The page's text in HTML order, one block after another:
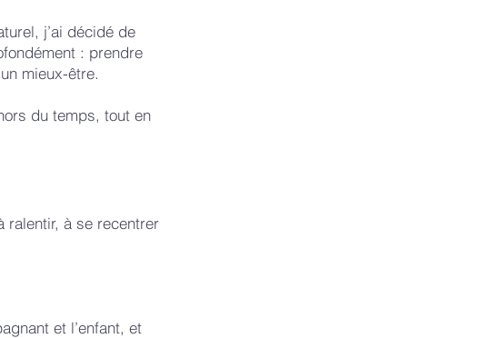
j’ai décidé de
: prendre
mieux-être.
du temps, tout en
ralentir, à se recentrer
et l’enfant, et